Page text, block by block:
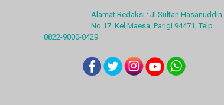
Alamat Redaksi : Jl.Sultan Hasanuddin,
No.17 Kel,Maesa, Parigi 94471, Telp.
0822-9000-0429